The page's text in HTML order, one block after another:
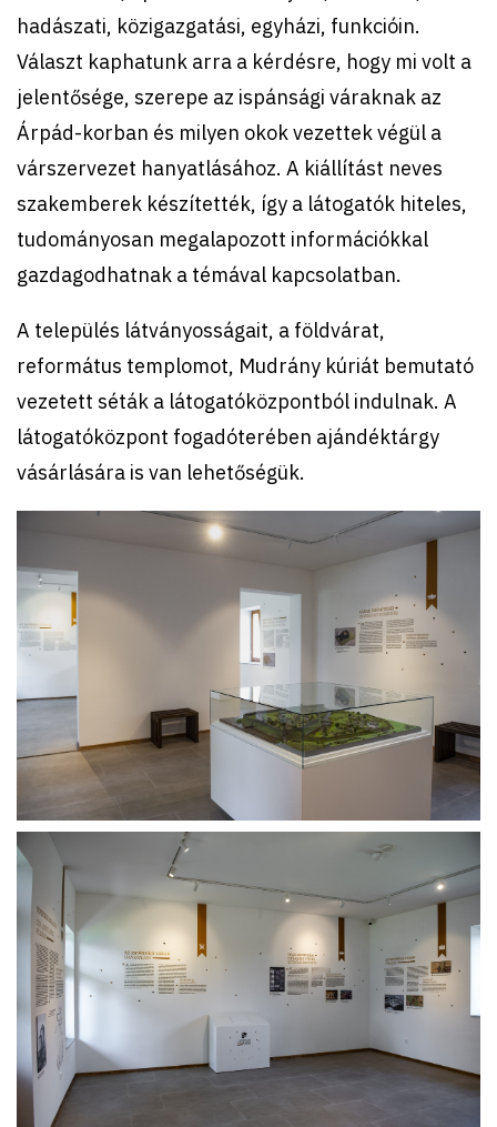
hadászati, közigazgatási, egyházi, funkcióin.
Választ kaphatunk arra a kérdésre, hogy mi volt a
jelentősége, szerepe az ispánsági váraknak az
Árpád-korban és milyen okok vezettek végül a
várszervezet hanyatlásához. A kiállítást neves
szakemberek készítették, így a látogatók hiteles,
tudományosan megalapozott információkkal
gazdagodhatnak a témával kapcsolatban.
A település látványosságait, a földvárat,
református templomot, Mudrány kúriát bemutató
vezetett séták a látogatóközpontból indulnak. A
látogatóközpont fogadóterében ajándéktárgy
vásárlására is van lehetőségük.